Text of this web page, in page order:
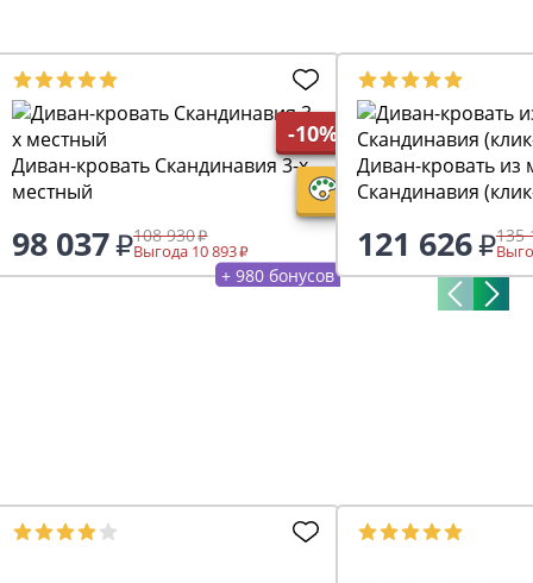
-10%
Диван-кровать Скандинавия 3-х
местный
98 037 108 930
Выгода 10 893
+ 980 бонусов
Диван-кровать из
Скандинавия
121 626 135